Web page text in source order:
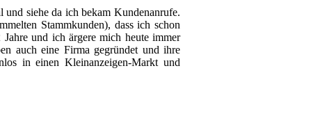
siehe da ich bekam Kundenanrufe.
Stammkunden), dass ich schon
und ich ärgere mich heute immer
auch eine Firma gegründet und ihre
in einen Kleinanzeigen-Markt und